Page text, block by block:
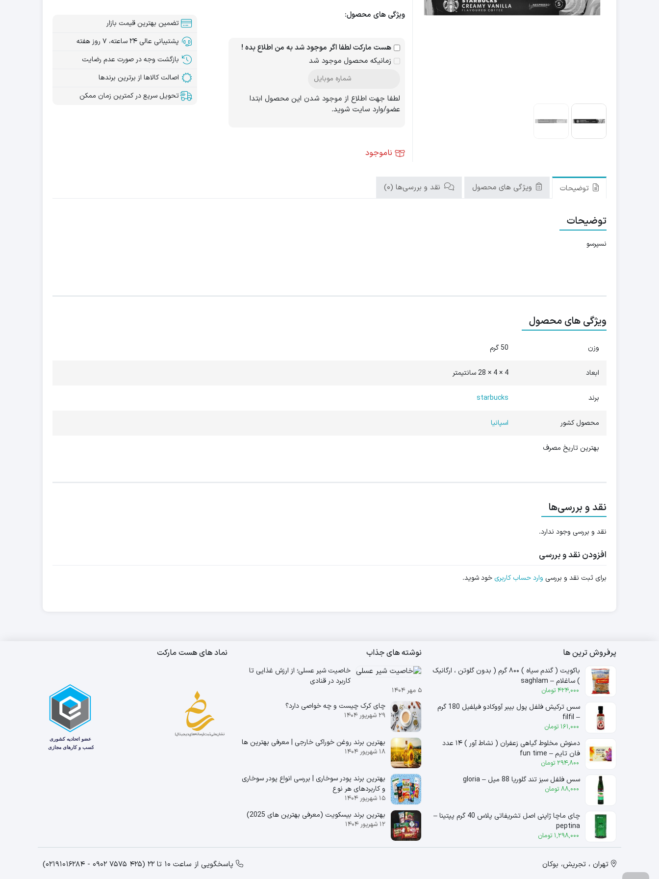
ویژگی های محصول:
هست مارکت لطفا اگر موجود شد به من اطلاع بده !
زمانیکه محصول موجود شد
لطفا جهت اطلاع از موجود شدن این محصول ابتدا
عضو/وارد سایت شوید.
تضمین بهترین قیمت بازار
پشتیبانی عالی ۲۴ ساعته، ۷ روز هفته
بازگشت وجه در صورت عدم رضایت
اصالت کالاها از برترین برندها
تحویل سریع در کمترین زمان ممکن
ناموجود
توضیحات ویژگی های محصول نقد و بررسی‌ها (0)
توضیحات
نسپرسو
ویژگی های محصول
وزن 50 گرم
ابعاد 4 × 4 × 28 سانتیمتر
برند starbucks
محصول کشور اسپانیا
بهترین تاریخ مصرف
نقد و بررسی‌ها
نقد و بررسی وجود ندارد.
افزودن نقد و بررسی
برای ثبت نقد و بررسی وارد حساب کاربریخود شوید.
پرفروش ترین ها
باکویت ( گندم سیاه ) ۸۰۰ گرم ( بدون گلوتن ، ارگانیک
) ساغلام – saghlam
424,000 تومان
سس ترکیش فلفل پول بیبر آووکادو فیلفیل 180 گرم
– filfil
161,000 تومان
دمنوش مخلوط گیاهی زعفران ( نشاط آور ) ۱۴ عدد
فان تایم – fun time
294,800 تومان
سس فلفل سبز تند گلوریا 88 میل – gloria
88,000 تومان
چای ماچا ژاپنی اصل تشریفاتی پلاس 40 گرم پپتینا –
peptina
1,298,000 تومان
نوشته های جذاب
خاصیت شیر عسلی؛ از ارزش غذایی تا
کاربرد در قنادی
۵ مهر ۱۴۰۴
چای کرک چیست و چه خواصی دارد؟
۲۹ شهریور ۱۴۰۴
بهترین برند روغن خوراکی خارجی | معرفی بهترین ها
۱۸ شهریور ۱۴۰۴
بهترین برند پودر سوخاری | بررسی انواع پودر سوخاری
و کاربردهای هر نوع
۱۵ شهریور ۱۴۰۴
بهترین برند بیسکویت (معرفی بهترین‌ های 2025)
۱۲ شهریور ۱۴۰۴
نماد های هست مارکت
تهران ، تجریش، بوکان پاسخگویی از ساعت 10 تا 22 (425 7575 0902 - 02191016284)